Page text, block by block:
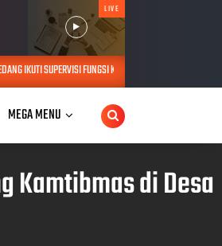
LIVE
IKUTI SUPERVISI FUNGSI KEHUMASAN BIDANG HUMAS
MEGA MENU
Kamtibmas di Desa